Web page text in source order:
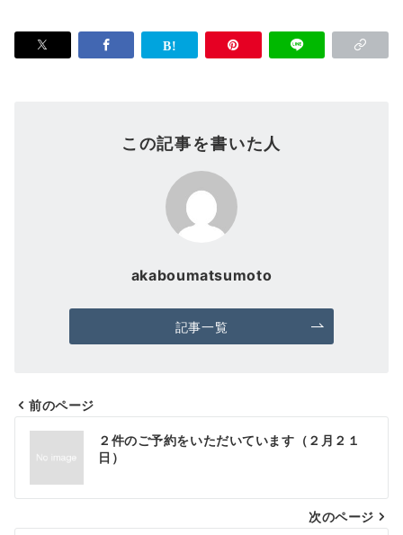
この記事を書いた人
akaboumatsumoto
記事一覧
投
ナ
ビ
前のページ
２件のご予約をいただいています（２月２１
日）
次のページ